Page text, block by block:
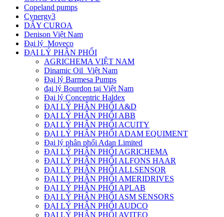
Copeland pumps
Cynergy3
DÂY CUROA
Denison Việt Nam
Đại lý Moveco
ĐẠI LÝ PHÂN PHỐI
AGRICHEMA VIỆT NAM
Dinamic Oil Việt Nam
Đại lý Barmesa Pumps
đại lý Bourdon tại Việt Nam
Đại lý Concentric Haldex
ĐẠI LÝ PHÂN PHỐI A&D
ĐẠI LÝ PHÂN PHỐI ABB
ĐẠI LÝ PHÂN PHỐI ACUITY
ĐẠI LÝ PHÂN PHỐI ADAM EQUIMENT
Đại lý phân phối Adan Limited
ĐẠI LÝ PHÂN PHỐI AGRICHEMA
ĐẠI LÝ PHÂN PHỐI ALFONS HAAR
ĐẠI LÝ PHÂN PHỐI ALLSENSOR
ĐẠI LÝ PHÂN PHỐI AMERIDRIVES
ĐẠI LÝ PHÂN PHỐI APLAB
ĐẠI LÝ PHÂN PHỐI ASM SENSORS
ĐẠI LÝ PHÂN PHỐI AUDCO
ĐẠI LÝ PHÂN PHỐI AVITEQ